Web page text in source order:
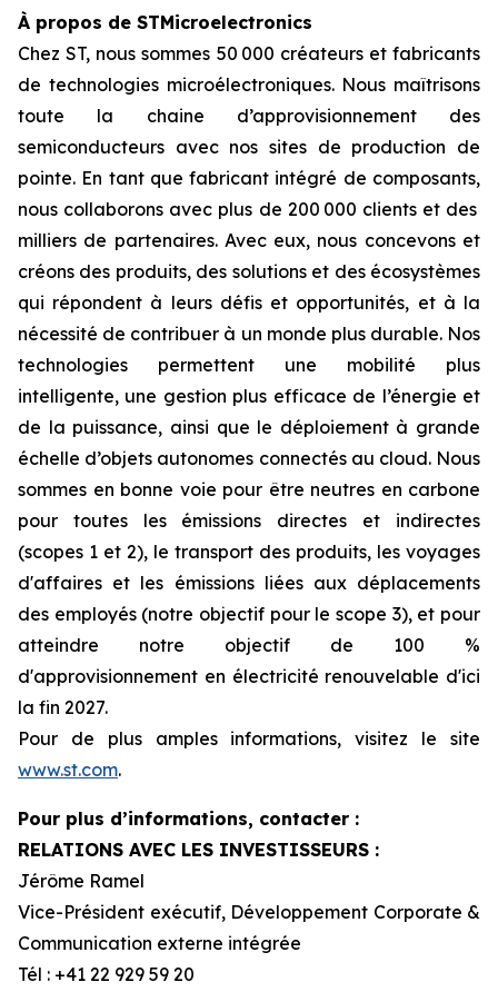
À propos de STMicroelectronics
Chez ST, nous sommes 50 000 créateurs et fabricants
de technologies microélectroniques. Nous maîtrisons
toute la chaine d’approvisionnement des
semiconducteurs avec nos sites de production de
pointe. En tant que fabricant intégré de composants,
nous collaborons avec plus de 200 000 clients et des
milliers de partenaires. Avec eux, nous concevons et
créons des produits, des solutions et des écosystèmes
qui répondent à leurs défis et opportunités, et à la
nécessité de contribuer à un monde plus durable. Nos
technologies permettent une mobilité plus
intelligente, une gestion plus efficace de l’énergie et
de la puissance, ainsi que le déploiement à grande
échelle d’objets autonomes connectés au cloud. Nous
sommes en bonne voie pour être neutres en carbone
pour toutes les émissions directes et indirectes
(scopes 1 et 2), le transport des produits, les voyages
d'affaires et les émissions liées aux déplacements
des employés (notre objectif pour le scope 3), et pour
atteindre notre objectif de 100 %
d'approvisionnement en électricité renouvelable d'ici
la fin 2027.
Pour de plus amples informations, visitez le site
www.st.com.
Pour plus d’informations, contacter :
RELATIONS AVEC LES INVESTISSEURS :
Jérôme Ramel
Vice-Président exécutif, Développement Corporate &
Communication externe intégrée
Tél : +41 22 929 59 20